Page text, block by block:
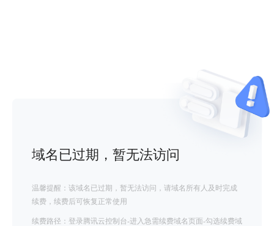
域名已过期，暂无法访问
温馨提醒：该域名已过期，暂无法访问，请域名所有人及时完成
续费，续费后可恢复正常使用
续费路径：登录腾讯云控制台-进入急需续费域名页面-勾选续费域